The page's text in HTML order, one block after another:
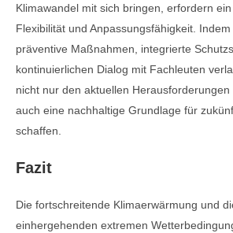
Klimawandel mit sich bringen, erfordern
Flexibilität und Anpassungsfähigkeit.
präventive Maßnahmen, integrierte
kontinuierlichen Dialog mit Fachleuten
nicht nur den aktuellen
auch eine nachhaltige Grundlage für
schaffen.
Fazit
Die fortschreitende Klimaerwärmung und
einhergehenden extremen